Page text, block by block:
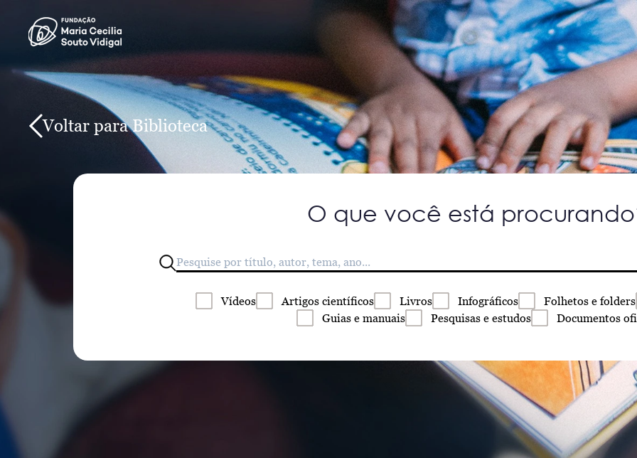
Voltar para Biblioteca
O que você está
Vídeos Artigos científicos Livros Infográficos Folhetos e folders
Guias e manuais Pesquisas e estudos Documentos